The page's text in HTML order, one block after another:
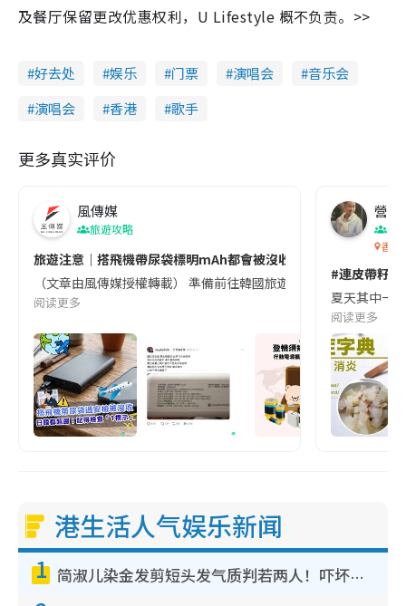
及餐厅保留更改优惠权利，U Lifestyle 概不负责。>>
好去处 娱乐 门票 演唱会
音乐会
演唱会
香港 歌手
更多真实评价
風傳媒
旅遊攻略
旅遊注意｜搭飛機帶尿袋標明mAh都會被沒收😱出發前切記檢查
（文章由風傳媒授權轉載） 準備前往韓國旅遊的民眾，近期要
阅读更多
營養
香港
#連皮帶籽
夏天其中一
阅读更多
港生活人气娱乐新闻
1 简淑儿染金发剪短头发气质判若两人！吓坏老公麦大力都认不出：“你做什么？”